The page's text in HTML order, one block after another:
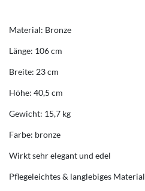
Material: Bronze
Länge: 106 cm
Breite: 23 cm
Höhe: 40,5 cm
Gewicht: 15,7 kg
Farbe: bronze
Wirkt sehr elegant und edel
Pflegeleichtes & langlebiges Material